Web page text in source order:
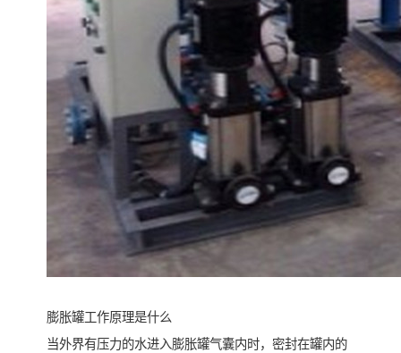
膨胀罐工作原理是什么
当外界有压力的水进入膨胀罐气囊内时，密封在罐内的